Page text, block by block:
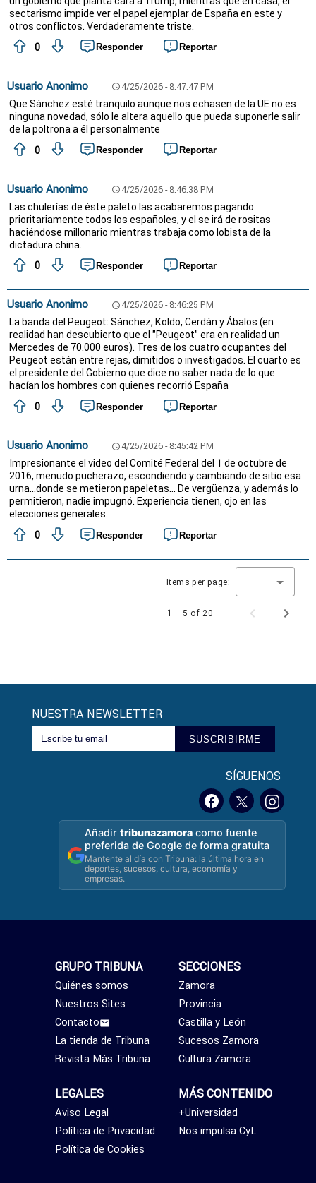
sectarismo impide ver el papel ejemplar de España en este y
otros conflictos. Verdaderamente triste.
0
Responder Reportar
Usuario Anonimo schedule 4/25/2026 - 8:47:47 PM
Que Sánchez esté tranquilo aunque nos echasen de la UE no es
ninguna novedad, sólo le altera aquello que pueda suponerle salir
de la poltrona a él personalmente
0
Responder Reportar
Usuario Anonimo schedule 4/25/2026 - 8:46:38 PM
Las chulerías de éste paleto las acabaremos pagando
prioritariamente todos los españoles, y el se irá de rositas
haciéndose millonario mientras trabaja como lobista de la
dictadura china.
0
Responder Reportar
Usuario Anonimo schedule 4/25/2026 - 8:46:25 PM
La banda del Peugeot: Sánchez, Koldo, Cerdán y Ábalos (en
realidad han descubierto que el "Peugeot" era en realidad un
Mercedes de 70.000 euros). Tres de los cuatro ocupantes del
Peugeot están entre rejas, dimitidos o investigados. El cuarto es
el presidente del Gobierno que dice no saber nada de lo que
hacían los hombres con quienes recorrió España
0
Responder Reportar
Usuario Anonimo schedule 4/25/2026 - 8:45:42 PM
Impresionante el video del Comité Federal del 1 de octubre de
2016, menudo pucherazo, escondiendo y cambiando de sitio esa
urna...donde se metieron papeletas... De vergüenza, y además lo
permitieron, nadie impugnó. Experiencia tienen, ojo en las
elecciones generales.
0
Responder Reportar
Items per page:
1 – 5 of 20
NUESTRA NEWSLETTER
SUSCRIBIRME
SÍGUENOS
Añadirtribunazamora como fuente
preferida de Google de forma gratuita
Mantente al día con Tribuna: la última hora en
deportes, sucesos, cultura, economía y
empresas.
SECCIONES
Zamora
Provincia
Castilla y León
Sucesos Zamora
Cultura Zamora
MÁS CONTENIDO
+Universidad
Nos impulsa CyL
GRUPO TRIBUNA
Quiénes somos
Nuestros Sites
Contacto
La tienda de Tribuna
Revista Más Tribuna
LEGALES
Aviso Legal
Política de Privacidad
Política de Cookies